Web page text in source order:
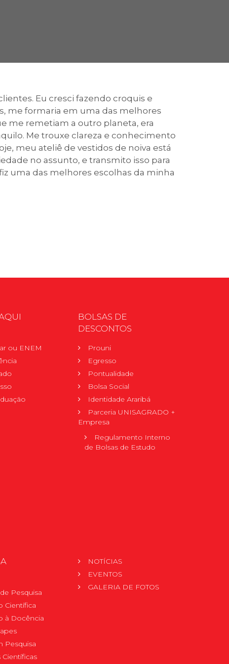
Eu cresci fazendo croquis e
me formaria em uma das melhores
me remetiam a outro planeta, era
Me trouxe clareza e conhecimento
meu ateliê de vestidos de noiva está
no assunto, e transmito isso para
uma das melhores escolhas da minha
ou ENEM
BOLSAS DE
DESCONTOS
Prouni
Egresso
Pontualidade
Bolsa Social
Identidade Araribá
Parceria UNISAGRADO +
Empresa
Regulamento Interno
de Bolsas de Estudo
Pesquisa
Científica
à Docência
Pesquisa
Científicas
NOTÍCIAS
EVENTOS
GALERIA DE FOTOS